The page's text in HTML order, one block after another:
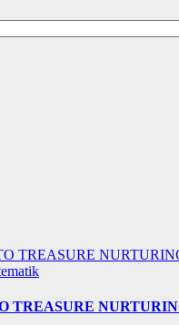
TREASURE